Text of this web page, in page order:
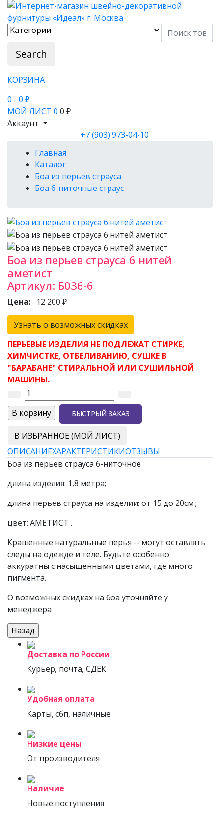
Search
КОРЗИНА
0 - 0 ₽
МОЙ ЛИСТ 0 0 ₽
Аккаунт
+7 (903) 973-04-10
Главная
Каталог
Боа из перьев страуса
Боа 6-ниточные страус
Боа из перьев страуса 6 нитей
аметист
Артикул: Б036-6
Цена: 12 200 ₽
Узнать о возможных скидках
ПЕРЬЕВЫЕ ИЗДЕЛИЯ НЕ ПОДЛЕЖАТ СТИРКЕ,
ХИМЧИСТКЕ, ОТБЕЛИВАНИЮ, СУШКЕ В
"БАРАБАНЕ" СТИРАЛЬНОЙ ИЛИ СУШИЛЬНОЙ
МАШИНЫ.
БЫСТРЫЙ ЗАКАЗ
В ИЗБРАННОЕ (МОЙ ЛИСТ)
ОПИСАНИЕХАРАКТЕРИСТИКИОТЗЫВЫ
Боа из перьев страуса 6-ниточное
длина изделия: 1,8 метра;
длина перьев страуса на изделии: от 15 до 20см ;
цвет: АМЕТИСТ .
Крашенные натуральные перья -- могут оставлять
следы на одежде и теле. Будьте особенно
аккуратны с насыщенными цветами, где много
пигмента.
О возможных скидках на боа уточняйте у
менеджера
Доставка по России
Курьер, почта, СДЕК
Удобная оплата
Карты, сбп, наличные
Низкие цены
От производителя
Наличие
Новые поступления